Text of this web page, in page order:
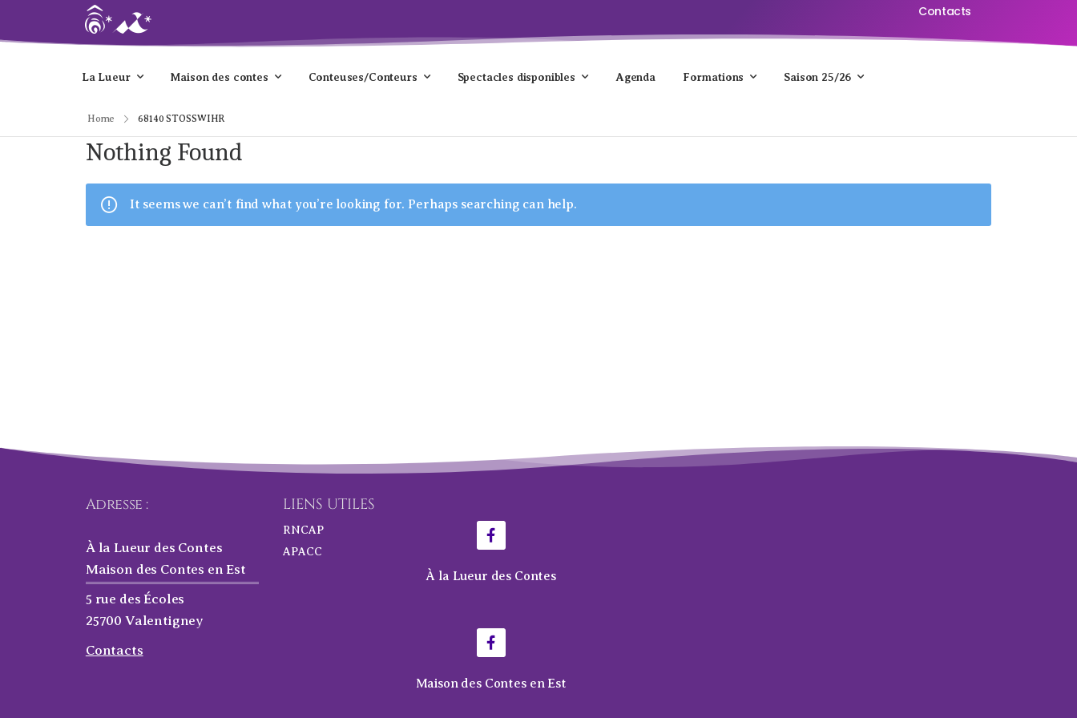
Contacts
La Lueur Maison des contes Conteuses/Conteurs Spectacles disponibles Agenda Formations Saison 25/26
Home 68140 STOSSWIHR
Nothing Found
It seems we can’t find what you’re looking for. Perhaps searching can help.
Adresse :
À la Lueur des Contes
Maison des Contes en Est
5 rue des Écoles
25700 Valentigney
Contacts
LIENS UTILES
RNCAP
APACC
À la Lueur des Contes
Maison des Contes en Est